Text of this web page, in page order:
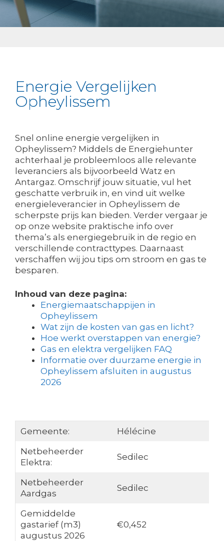
Energie Vergelijken
Opheylissem
Snel online energie vergelijken in
Opheylissem? Middels de Energiehunter
achterhaal je probleemloos alle relevante
leveranciers als bijvoorbeeld Watz en
Antargaz. Omschrijf jouw situatie, vul het
geschatte verbruik in, en vind uit welke
energieleverancier in Opheylissem de
scherpste prijs kan bieden. Verder vergaar je
op onze website praktische info over
thema’s als energiegebruik in de regio en
verschillende contracttypes. Daarnaast
verschaffen wij jou tips om stroom en gas te
besparen.
Inhoud van deze pagina:
Energiemaatschappijen in
Opheylissem
Wat zijn de kosten van gas en licht?
Hoe werkt overstappen van energie?
Gas en elektra vergelijken FAQ
Informatie over duurzame energie in
Opheylissem afsluiten in augustus
2026
Gemeente:
Hélécine
Netbeheerder
Elektra:
Sedilec
Netbeheerder
Aardgas
Sedilec
Gemiddelde
gastarief (m3)
augustus 2026
€0,452